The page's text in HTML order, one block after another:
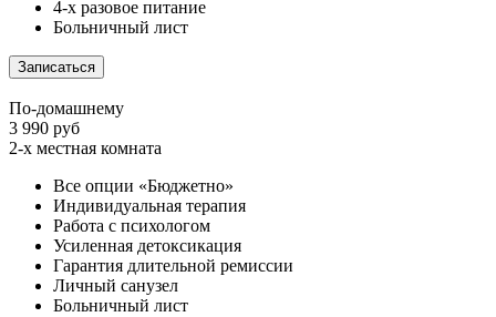
4-х разовое питание
Больничный лист
Записаться
По-домашнему
3 990 руб
2-х местная комната
Все опции «Бюджетно»
Индивидуальная терапия
Работа с психологом
Усиленная детоксикация
Гарантия длительной ремиссии
Личный санузел
Больничный лист